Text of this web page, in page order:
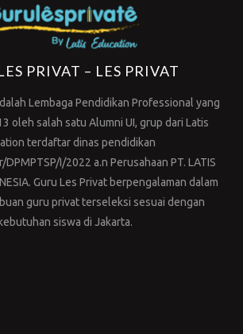
PRIVAT – LES PRIVAT
Lembaga Pendidikan Professional yang
oleh salah satu Alumni UI, grup dari Latis
terdaftar dinas pendidikan
I/2022 a.n Perusahaan PT. LATIS
Guru Les Privat berpengalaman dalam
guru privat terseleksi sesuai dengan
kebutuhan siswa di Jakarta.